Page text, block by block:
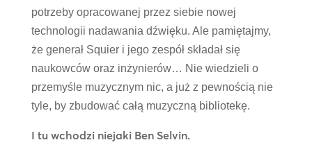
potrzeby opracowanej przez siebie nowej
technologii nadawania dźwięku. Ale pamiętajmy,
że generał Squier i jego zespół składał się
naukowców oraz inżynierów… Nie wiedzieli o
przemyśle muzycznym nic, a już z pewnością nie
tyle, by zbudować całą muzyczną bibliotekę.
I tu wchodzi niejaki Ben Selvin.